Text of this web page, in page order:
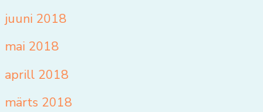
juuni 2018
mai 2018
aprill 2018
märts 2018